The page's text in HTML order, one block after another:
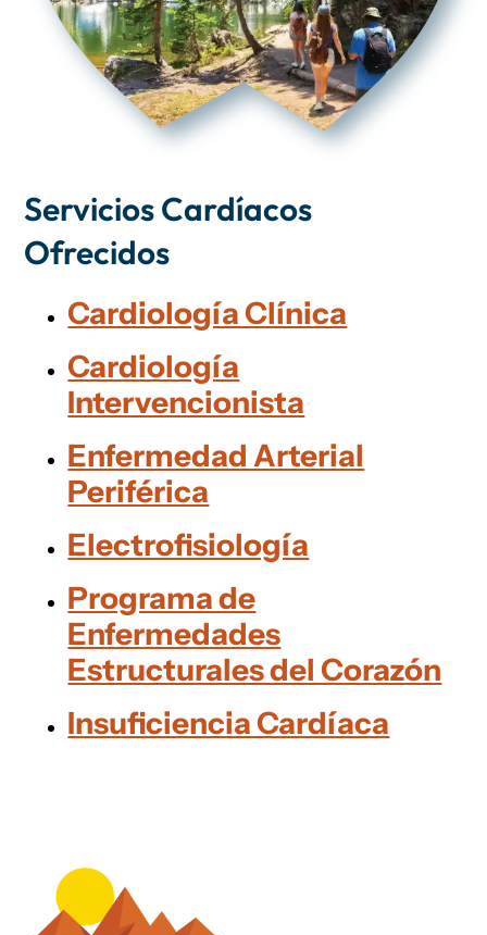
Servicios Cardíacos
Ofrecidos
Cardiología Clínica
Cardiología
Intervencionista
Enfermedad Arterial
Periférica
Electrofisiología
Programa de
Enfermedades
Estructurales del Corazón
Insuficiencia Cardíaca